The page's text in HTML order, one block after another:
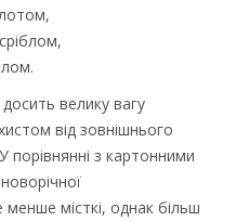
велику вагу
від зовнішнього
з картонними
менше місткі, однак більш